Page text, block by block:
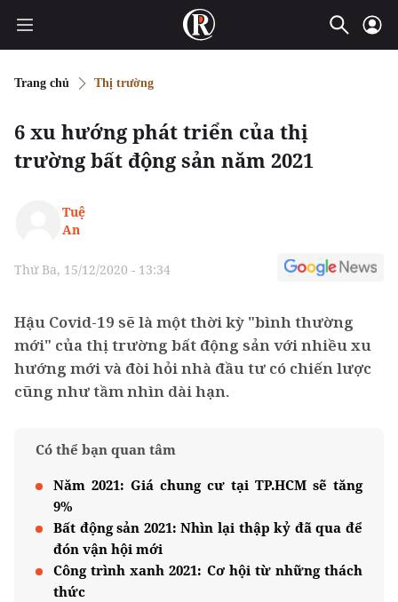
Trang chủ Thị trường
6 xu hướng phát triển của thị
trường bất động sản năm 2021
Tuệ
An
Thứ Ba, 15/12/2020 - 13:34
Hậu Covid-19 sẽ là một thời kỳ "bình thường
mới" của thị trường bất động sản với nhiều xu
hướng mới và đòi hỏi nhà đầu tư có chiến lược
cũng như tầm nhìn dài hạn.
Có thể bạn quan tâm
Năm 2021: Giá chung cư tại TP.HCM sẽ tăng
9%
Bất động sản 2021: Nhìn lại thập kỷ đã qua để
đón vận hội mới
Công trình xanh 2021: Cơ hội từ những thách
thức